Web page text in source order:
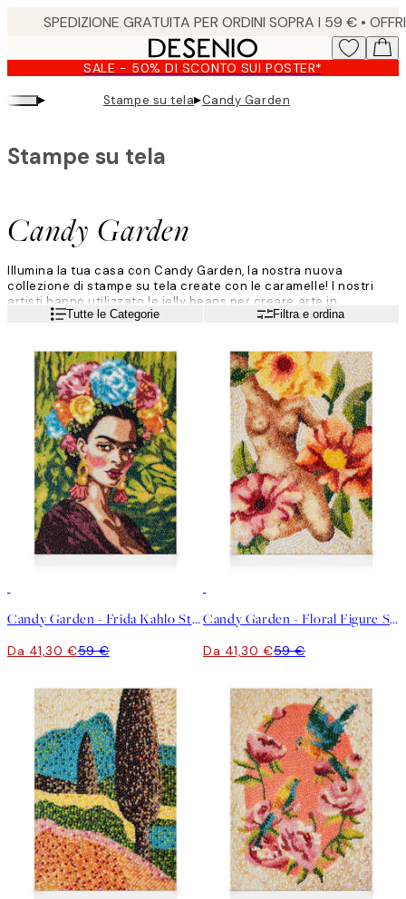
content.
SALE - 50% DI SCONTO SUI POSTER*
▸ Stampe su tela▸Candy Garden
Candy Garden
Stampe su tela
Illumina la tua casa con Candy Garden, la nostra nuova
collezione di stampe su tela create con le caramelle! I nostri
artisti hanno utilizzato le jelly beans per creare arte in
stile mosaico. Questi design presentano una profondità
osservare ogni dettaglio prima di allontanarti per goderti
l'immagine nella sua interezza.
Leggi di piùTutte le Categorie Filtra e ordina
Candy Garden - Frida Kahlo Stampa su Tela
Da 41,30 €59 €
Candy Garden - Floral Figure Stampa su Tela
Da 41,30 €59 €